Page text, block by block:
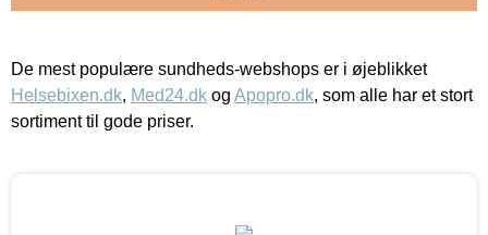
De mest populære sundheds-webshops er i øjeblikket
Helsebixen.dk, Med24.dk og Apopro.dk, som alle har et stort
sortiment til gode priser.